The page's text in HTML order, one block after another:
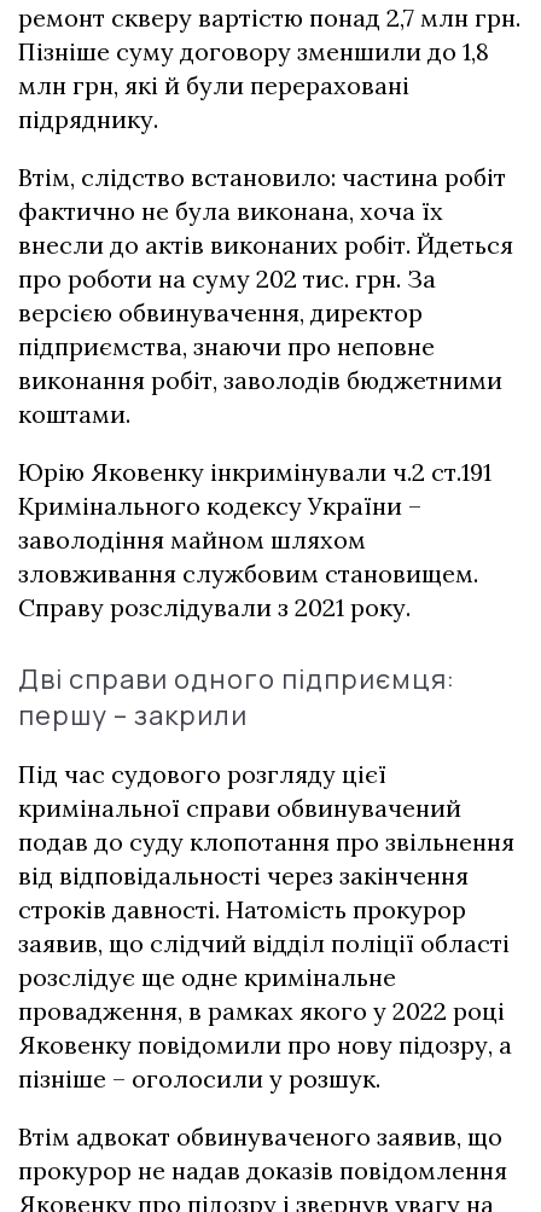
ремонт скверу вартістю понад 2,7 млн грн.
Пізніше суму договору зменшили до 1,8
млн грн, які й були перераховані
підряднику.
Втім, слідство встановило: частина робіт
фактично не була виконана, хоча їх
внесли до актів виконаних робіт. Йдеться
про роботи на суму 202 тис. грн. За
версією обвинувачення, директор
підприємства, знаючи про неповне
виконання робіт, заволодів бюджетними
коштами.
Юрію Яковенку інкримінували ч.2 ст.191
Кримінального кодексу України –
заволодіння майном шляхом
зловживання службовим становищем.
Справу розслідували з 2021 року.
Дві справи одного підприємця:
першу – закрили
Під час судового розгляду цієї
кримінальної справи обвинувачений
подав до суду клопотання про звільнення
від відповідальності через закінчення
строків давності. Натомість прокурор
заявив, що слідчий відділ поліції області
розслідує ще одне кримінальне
провадження, в рамках якого у 2022 році
Яковенку повідомили про нову підозру, а
пізніше – оголосили у розшук.
Втім адвокат обвинуваченого заявив, що
прокурор не надав доказів повідомлення
Яковенку про підозру і звернув увагу на